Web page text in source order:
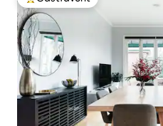
Populär gästfavorit